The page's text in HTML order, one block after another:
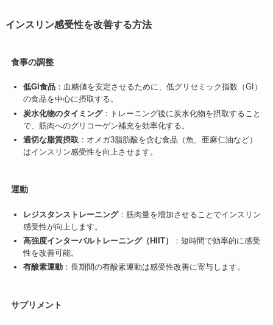
インスリン感受性を改善する方法
食事の調整
低GI食品 ：血糖値を安定させるために、低グリセミック指数（GI）
の食品を中心に摂取する。
炭水化物のタイミング：トレーニング後に炭水化物を摂取すること
で、筋肉へのグリコーゲン補充を効率化する。
適切な脂質摂取 ：オメガ3脂肪酸を含む食品（魚、亜麻仁油など）
はインスリン感受性を向上させます。
運動
レジスタンストレーニング：筋肉量を増加させることでインスリン
感受性が向上します。
高強度インターバルトレーニング（HIIT）
：短時間で効率的に感受
性を改善可能。
有酸素運動 ：長期間の有酸素運動は感受性改善に寄与します。
サプリメント